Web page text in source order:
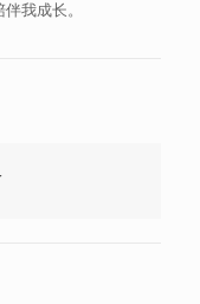
我成长。